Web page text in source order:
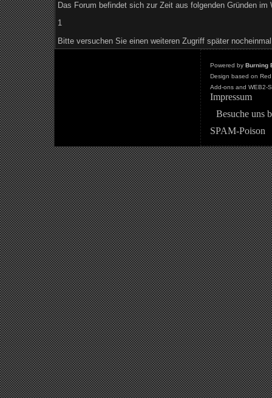
Das Forum befindet sich zur Zeit aus folgenden Gründen im
1
Bitte versuchen Sie einen weiteren Zugriff später
Powered by Burning
Design based on
Add-ons and WEB2-
Impressum
Besuche uns
SPAM-Poison